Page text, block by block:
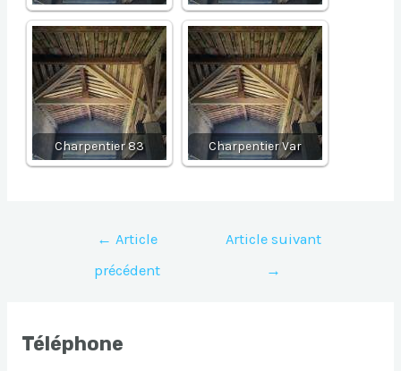
Charpentier 83 Charpentier Var
Navigation
l’article
← Article
précédent
Article suivant
→
Téléphone